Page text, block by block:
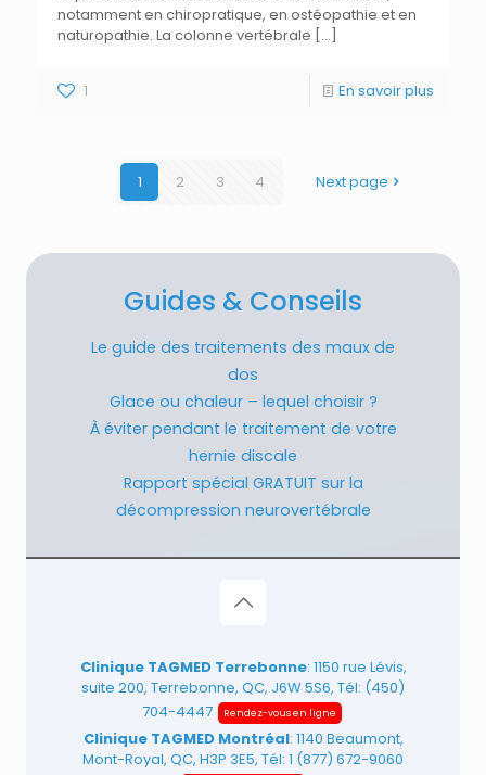
notamment en chiropratique, en ostéopathie et en
naturopathie. La colonne vertébrale […]
1 En savoir plus
1 2 3 4 Next page
Guides & Conseils
Le guide des traitements des maux de
dos
Glace ou chaleur – lequel choisir ?
À éviter pendant le traitement de votre
hernie discale
Rapport spécial GRATUIT sur la
décompression neurovertébrale
Clinique TAGMED Terrebonne: 1150 rue Lévis,
suite 200, Terrebonne, QC, J6W 5S6, Tél: (450)
704-4447
Rendez-vous en ligne
Clinique TAGMED Montréal: 1140 Beaumont,
Mont-Royal, QC, H3P 3E5, Tél: 1 (877) 672-9060